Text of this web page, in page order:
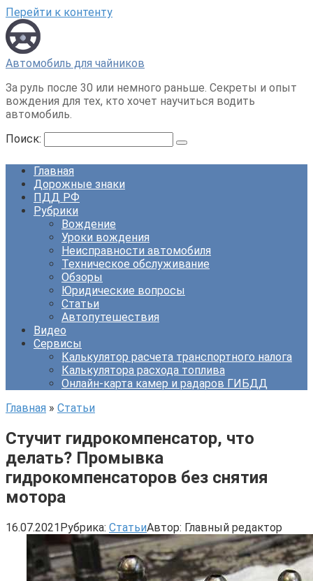
Перейти к контенту
Автомобиль для чайников
За руль после 30 или немного раньше. Секреты и опыт
вождения для тех, кто хочет научиться водить
автомобиль.
Поиск:
Главная
Дорожные знаки
ПДД РФ
Рубрики
Вождение
Уроки вождения
Неисправности автомобиля
Техническое обслуживание
Обзоры
Юридические вопросы
Статьи
Автопутешествия
Видео
Сервисы
Калькулятор расчета транспортного налога
Калькулятора расхода топлива
Онлайн-карта камер и радаров ГИБДД
Главная » Статьи
Стучит гидрокомпенсатор, что
делать? Промывка
гидрокомпенсаторов без снятия
мотора
16.07.2021Рубрика: СтатьиАвтор: Главный редактор